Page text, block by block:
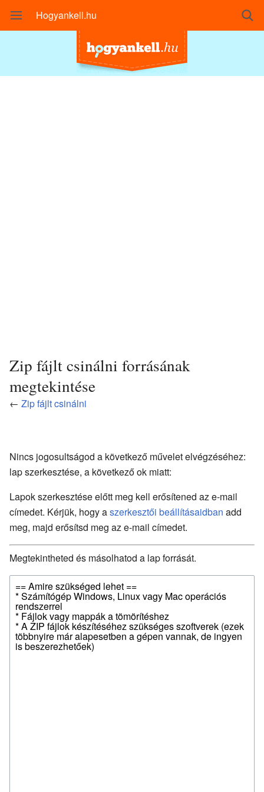
Hogyankell.hu
Zip fájlt csinálni forrásának
megtekintése
← Zip fájlt csinálni
Nincs jogosultságod a következő művelet elvégzéséhez:
lap szerkesztése, a következő ok miatt:
Lapok szerkesztése előtt meg kell erősítened az e-mail
címedet. Kérjük, hogy aszerkesztői beállításaidban add
meg, majd erősítsd meg az e-mail címedet.
Megtekintheted és másolhatod a lap forrását.